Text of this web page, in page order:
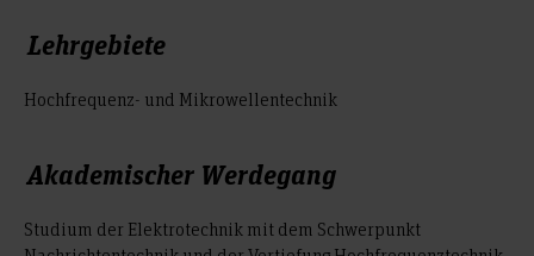
Lehrgebiete
Hochfrequenz- und Mikrowellentechnik
Akademischer Werdegang
Studium der Elektrotechnik mit dem Schwerpunkt